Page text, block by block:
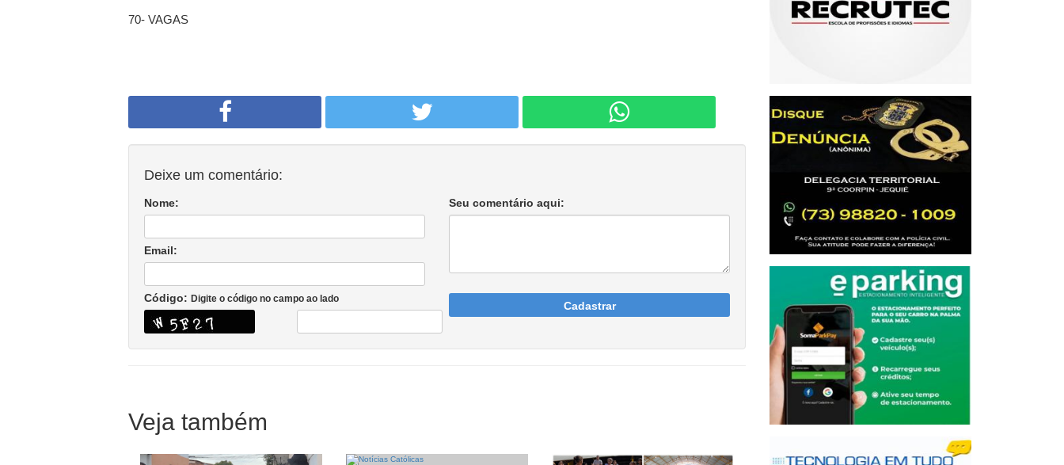
70- VAGAS
Deixe um comentário:
Nome:
Email:
Código: Digite o código no campo ao lado
Seu comentário aqui:
Cadastrar
Veja também